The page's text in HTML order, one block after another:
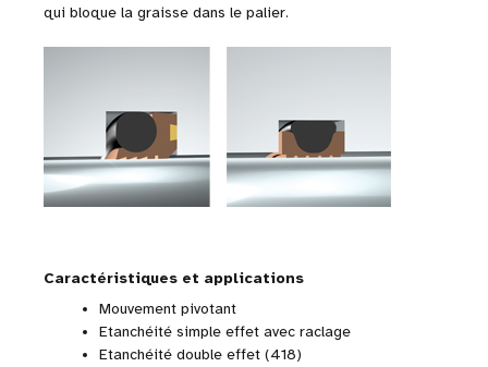
qui bloque la graisse dans le palier.
Caractéristiques et applications
Mouvement pivotant
Etanchéité simple effet avec raclage
Etanchéité double effet (418)